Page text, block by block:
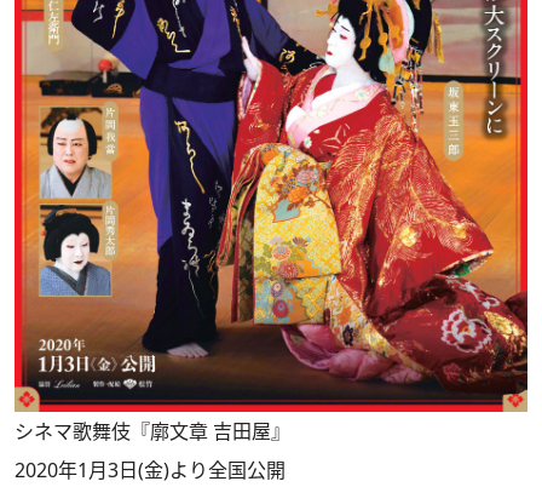
シネマ歌舞伎『廓文章 吉田屋』
2020年1月3日(金)より全国公開